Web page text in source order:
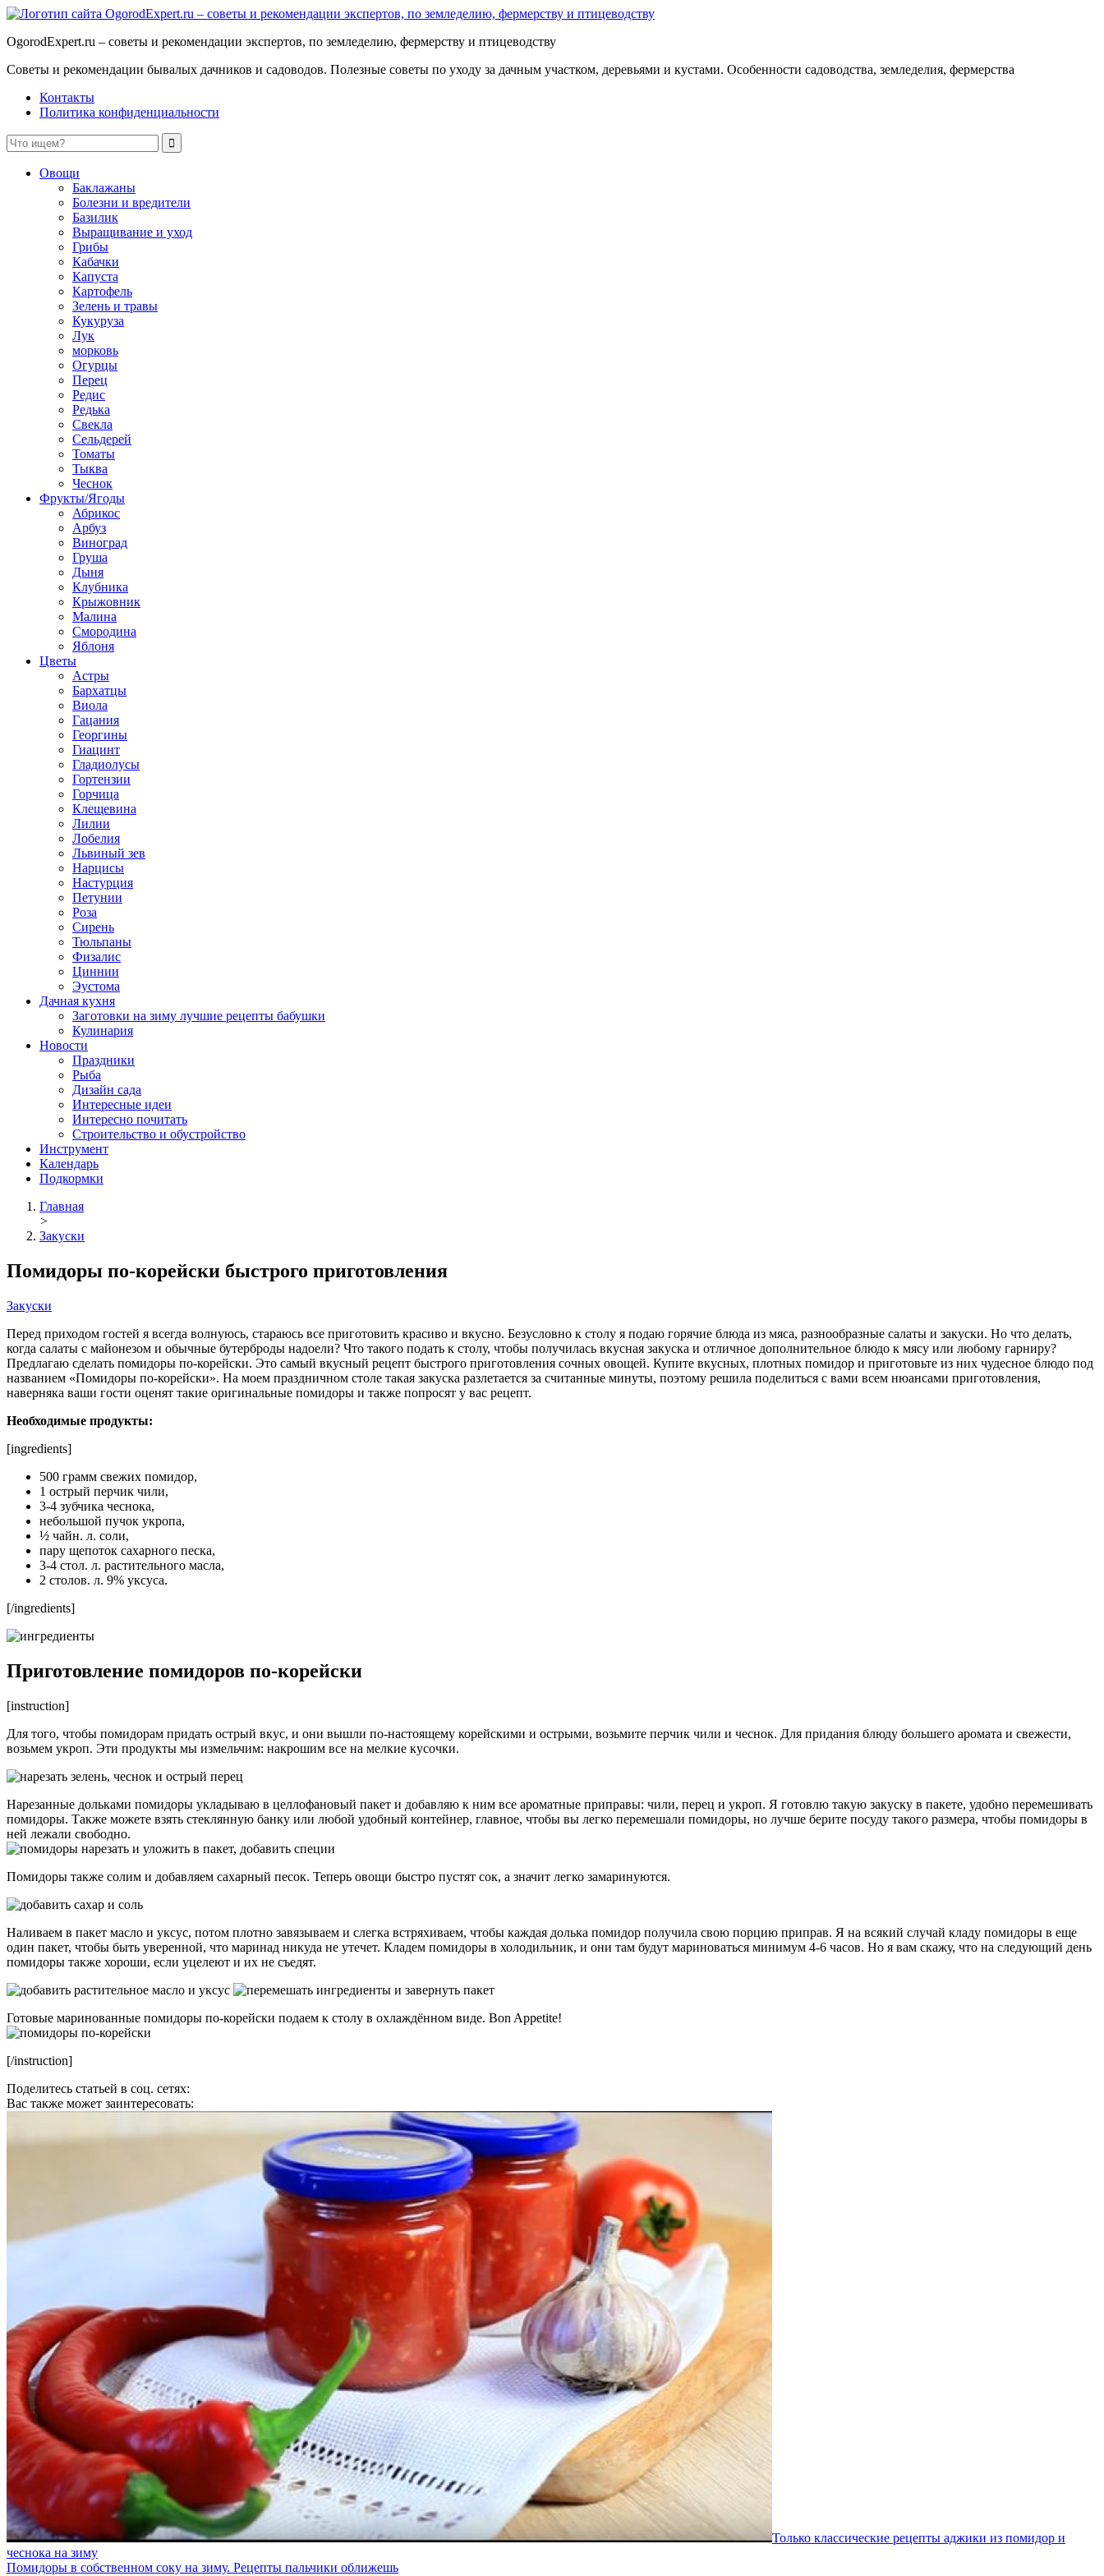
OgorodExpert.ru – cоветы и рекомендации экспертов, по земледелию, фермерству и птицеводству
Советы и рекомендации бывалых дачников и садоводов. Полезные советы по уходу за дачным участком, деревьями и кустами. Особенности садоводства, земледелия, фермерства
Контакты
Политика конфиденциальности
Овощи
Баклажаны
Болезни и вредители
Базилик
Выращивание и уход
Грибы
Кабачки
Капуста
Картофель
Зелень и травы
Кукуруза
Лук
морковь
Огурцы
Перец
Редис
Редька
Свекла
Сельдерей
Томаты
Тыква
Чеснок
Фрукты/Ягоды
Абрикос
Арбуз
Виноград
Груша
Дыня
Клубника
Крыжовник
Малина
Смородина
Яблоня
Цветы
Астры
Бархатцы
Виола
Гацания
Георгины
Гиацинт
Гладиолусы
Гортензии
Горчица
Клещевина
Лилии
Лобелия
Львиный зев
Нарцисы
Настурция
Петунии
Роза
Сирень
Тюльпаны
Физалис
Циннии
Эустома
Дачная кухня
Заготовки на зиму лучшие рецепты бабушки
Кулинария
Новости
Праздники
Рыба
Дизайн сада
Интересные идеи
Интересно почитать
Строительство и обустройство
Инструмент
Календарь
Подкормки
Главная
>
Закуски
Помидоры по-корейски быстрого приготовления
Закуски
Перед приходом гостей я всегда волнуюсь, стараюсь все приготовить красиво и вкусно. Безусловно к столу я подаю горячие блюда из мяса, разнообразные салаты и закуски. Но что делать,
когда салаты с майонезом и обычные бутерброды надоели? Что такого подать к столу, чтобы получилась вкусная закуска и отличное дополнительное блюдо к мясу или любому гарниру?
Предлагаю сделать помидоры по-корейски. Это самый вкусный рецепт быстрого приготовления сочных овощей. Купите вкусных, плотных помидор и приготовьте из них чудесное блюдо под
названием «Помидоры по-корейски». На моем праздничном столе такая закуска разлетается за считанные минуты, поэтому решила поделиться с вами всем нюансами приготовления,
наверняка ваши гости оценят такие оригинальные помидоры и также попросят у вас рецепт.
Необходимые продукты:
[ingredients]
500 грамм свежих помидор,
1 острый перчик чили,
3-4 зубчика чеснока,
небольшой пучок укропа,
½ чайн. л. соли,
пару щепоток сахарного песка,
3-4 стол. л. растительного масла,
2 столов. л. 9% уксуса.
[/ingredients]
Приготовление помидоров по-корейски
[instruction]
Для того, чтобы помидорам придать острый вкус, и они вышли по-настоящему корейскими и острыми, возьмите перчик чили и чеснок. Для придания блюду большего аромата и свежести,
возьмем укроп. Эти продукты мы измельчим: накрошим все на мелкие кусочки.
Нарезанные дольками помидоры укладываю в целлофановый пакет и добавляю к ним все ароматные приправы: чили, перец и укроп. Я готовлю такую закуску в пакете, удобно перемешивать
помидоры. Также можете взять стеклянную банку или любой удобный контейнер, главное, чтобы вы легко перемешали помидоры, но лучше берите посуду такого размера, чтобы помидоры в
ней лежали свободно.
Помидоры также солим и добавляем сахарный песок. Теперь овощи быстро пустят сок, а значит легко замаринуются.
Наливаем в пакет масло и уксус, потом плотно завязываем и слегка встряхиваем, чтобы каждая долька помидор получила свою порцию приправ. Я на всякий случай кладу помидоры в еще
один пакет, чтобы быть уверенной, что маринад никуда не утечет. Кладем помидоры в холодильник, и они там будут мариноваться минимум 4-6 часов. Но я вам скажу, что на следующий день
помидоры также хороши, если уцелеют и их не съедят.
Готовые маринованные помидоры по-корейски подаем к столу в охлаждённом виде. Bon Appetite!
[/instruction]
Поделитесь статьей в соц. сетях:
Вас также может заинтересовать:
Только классические рецепты аджики из помидор и
чеснока на зиму
Помидоры в собственном соку на зиму. Рецепты пальчики оближешь